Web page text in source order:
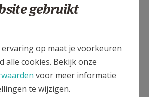
gebruikt
ervaring op maat je voorkeuren
alle cookies. Bekijk onze
voor meer informatie
te wijzigen.